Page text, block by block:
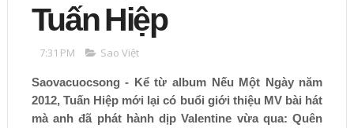
Tuấn Hiệp
7:31 PM Sao Việt
Saovacuocsong - Kể từ album Nếu Một Ngày năm
2012, Tuấn Hiệp mới lại có buổi giới thiệu MV bài hát
mà anh đã phát hành dịp Valentine vừa qua: Quên